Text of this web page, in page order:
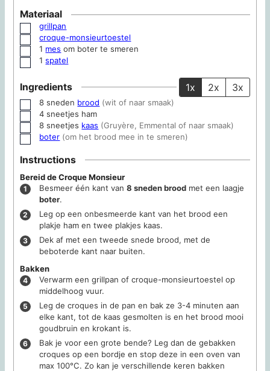
Materiaal
▢
grillpan
▢
croque-monsieurtoestel
▢
1 mes om boter te smeren
▢
1spatel
Ingredients 1x 2x 3x
▢
8 sneden brood (wit of naar smaak)
▢
4 sneetjes ham
▢
8 sneetjes kaas (Gruyère, Emmental of naar smaak)
▢
boter (om het brood mee in te smeren)
Instructions
Bereid de Croque Monsieur
Besmeer één kant van8 sneden brood met een laagje
boter.
Leg op een onbesmeerde kant van het brood een
plakje ham en twee plakjes kaas.
Dek af met een tweede snede brood, met de
beboterde kant naar buiten.
Bakken
Verwarm een grillpan of croque-monsieurtoestel op
middelhoog vuur.
Leg de croques in de pan en bak ze 3-4 minuten aan
elke kant, tot de kaas gesmolten is en het brood mooi
goudbruin en krokant is.
Bak je voor een grote bende? Leg dan de gebakken
croques op een bordje en stop deze in een oven van
max 100°C. Zo kan je verschillende keren bakken